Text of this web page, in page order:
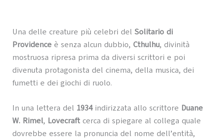
Una delle creature più celebri del Solitario di
Providenceè senza alcun dubbio, Cthulhu, divinità
mostruosa ripresa prima da diversi scrittori e poi
divenuta protagonista del cinema, della musica, dei
fumetti e dei giochi di ruolo.
In una lettera del 1934indirizzata allo scrittore Duane
W. Rimel, Lovecraftcerca di spiegare al collega quale
dovrebbe essere la pronuncia del nome dell’entità,